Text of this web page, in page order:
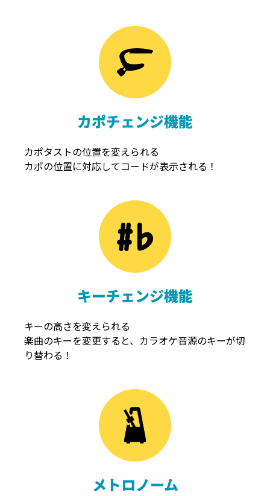
カポチェンジ機能
カポタストの位置を変えられる
カポの位置に対応してコードが表示される！
キーチェンジ機能
キーの高さを変えられる
楽曲のキーを変更すると、カラオケ音源のキーが切
り替わる！
メトロノーム